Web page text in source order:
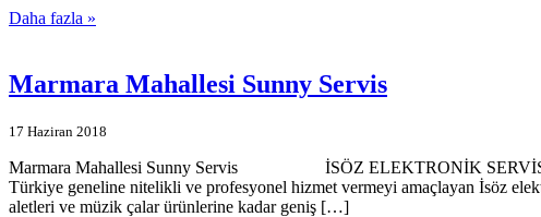
Daha fazla »
Marmara Mahallesi Sunny Servis
17 Haziran 2018
Marmara Mahallesi Sunny Servis İSÖZ ELEKTRONİK
Türkiye geneline nitelikli ve profesyonel hizmet vermeyi amaçlayan İsöz
aletleri ve müzik çalar ürünlerine kadar geniş […]